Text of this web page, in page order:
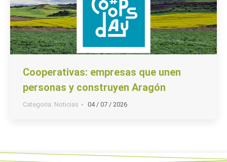
Cooperativas: empresas que unen
personas y construyen Aragón
Categoria: Noticias 04 / 07 / 2026